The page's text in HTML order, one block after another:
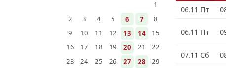
1
2
3 4 5 6 7
8
9
10 11 12 13 14
15
16
17 18 19 20 21
22
23
24 25 26 27 28
29
06.11 Пт
06.11 Пт
07.11 Сб